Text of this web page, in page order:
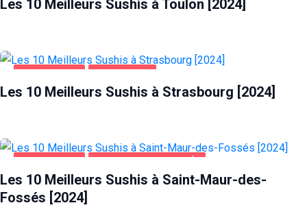
Les 10 Meilleurs Sushis à Toulon [2024]
ALIMENTATION STRASBOURG
Les 10 Meilleurs Sushis à Strasbourg [2024]
ALIMENTATION SAINT-MAUR-DES-FOSSÉS
Les 10 Meilleurs Sushis à Saint-Maur-des-
Fossés [2024]